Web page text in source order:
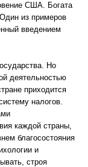
США. Богата
из примеров
введением
Но
деятельностью
приходится
налогов.
каждой страны,
благосостояния
и
строя